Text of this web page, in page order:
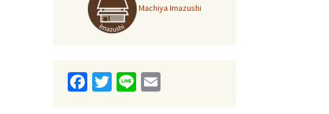
Machiya Imazushi
Fa T
Li